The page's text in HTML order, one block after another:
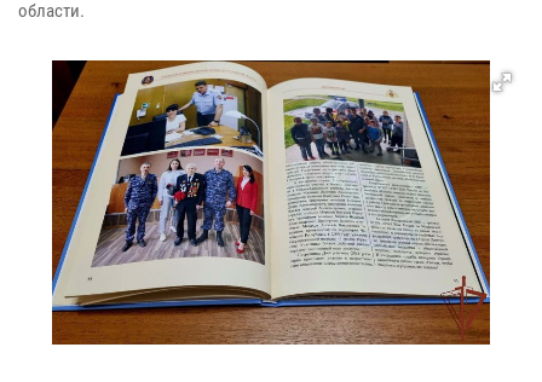
области.